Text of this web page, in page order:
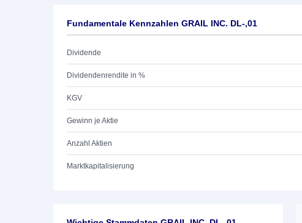
Fundamentale Kennzahlen GRAIL INC. DL-,01
Dividende
Dividendenrendite in %
KGV
Gewinn je Aktie
Anzahl Aktien
Marktkapitalisierung